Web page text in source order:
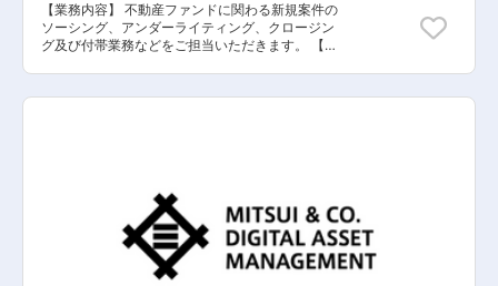
【業務内容】 不動産ファンドに関わる新規案件の
ソーシング、アンダーライティング、クロージン
グ及び付帯業務などをご担当いただきます。 【具
アクイジション及びクロージング業務 ■保有不動
専門性の高い私募リート・私募ファンドの運用を
おこなっております。物流施設やオフィスビルを
始めとして、様々なアセットタイプを対象とした
不動産アセットマネジメント事業を行っており、
投資家様のニーズに沿ったファンド企画・運用実